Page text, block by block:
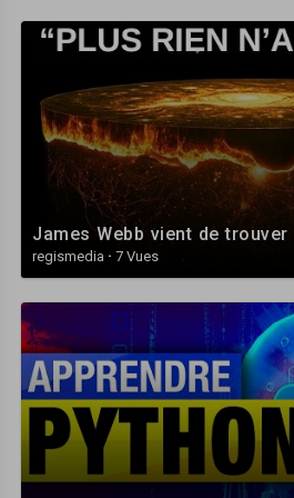
Caméra Sony ZV1 :https://amzn.to/3LB6lgJ
essayé ) :https://amzn.to/3qSWcno
Attention si vous acheté le sony ZV1 il est
aberration ) achetez des batteries
https://amzn.to/35sumah
Pour protéger votre appareil et un confort
https://amzn.to/3wTA407ouhttps://
Un petit trépied pour Vloger avec votre
le kit :
https://amzn.to/3qSWcno
un autre petit trépied : https://amzn.to/
Très bien aussi, pas cher et peut s’utiliser
https://bit.ly/voyagevoyages_tripod2
Il faut une torche efficace et solide :
regismedia · 7 Vues